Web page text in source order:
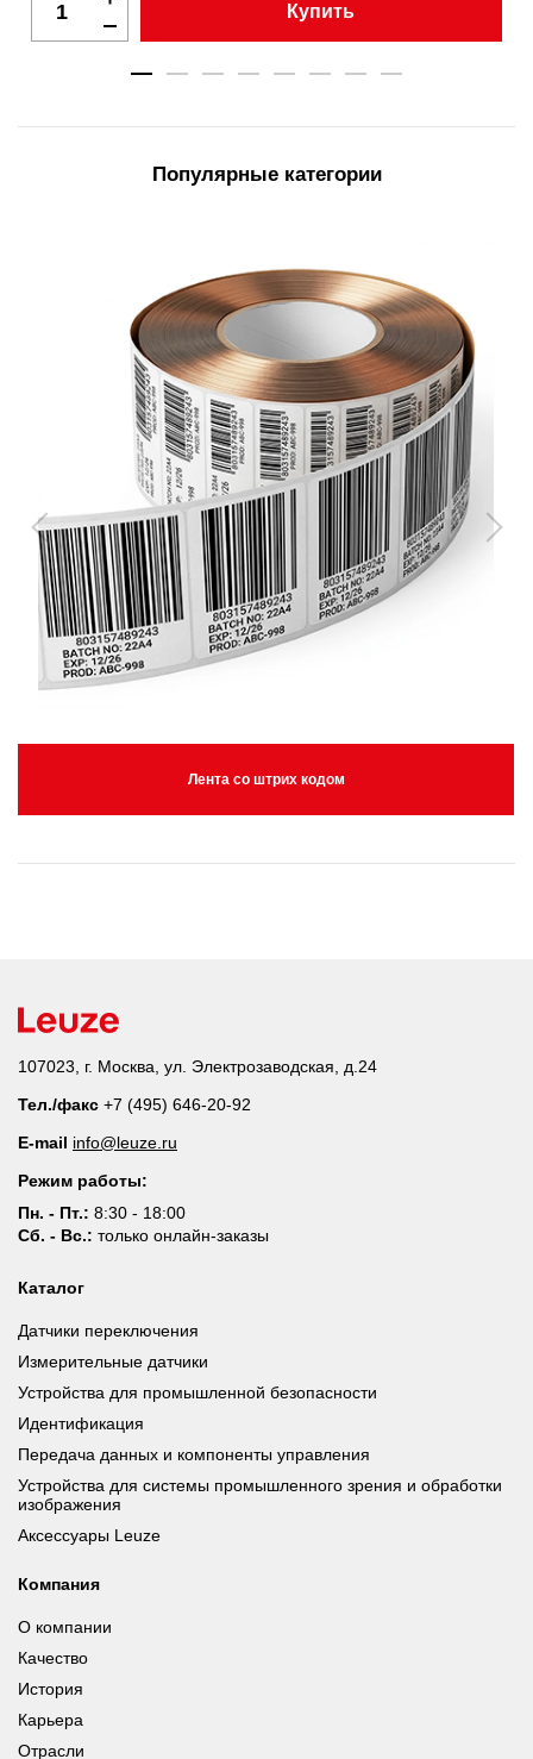
Купить
Популярные категории
Лента со штрих кодом
107023, г. Москва, ул. Электрозаводская, д.24
Тел./факс +7 (495) 646-20-92
E-mail info@leuze.ru
Режим работы:
Пн. - Пт.: 8:30 - 18:00
Сб. - Вс.: только онлайн-заказы
Каталог
Датчики переключения
Измерительные датчики
Устройства для промышленной безопасности
Идентификация
Передача данных и компоненты управления
Устройства для системы промышленного зрения и обработки
изображения
Аксессуары Leuze
Компания
О компании
Качество
История
Карьера
Отрасли